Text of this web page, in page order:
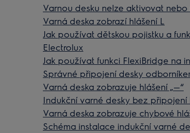
Varnou desku nelze aktivovat nebo
Varná deska zobrazí hlášení L
Jak používat dětskou pojistku a
Electrolux
Jak používat funkci FlexiBridge na
Správné připojení desky
Varná deska zobrazuje hlášení „—“
Indukční varné desky bez připojení
Varná deska zobrazuje chybové
Schéma instalace indukční varné